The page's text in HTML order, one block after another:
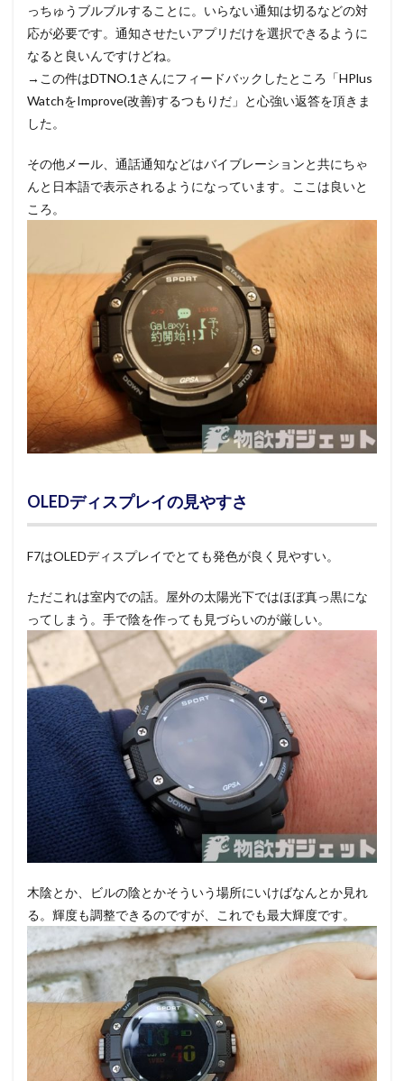
っちゅうブルブルすることに。いらない通知は切るなどの対
応が必要です。通知させたいアプリだけを選択できるように
なると良いんですけどね。
→この件はDTNO.1さんにフィードバックしたところ「HPlus
WatchをImprove(改善)するつもりだ」と心強い返答を頂きま
した。
その他メール、通話通知などはバイブレーションと共にちゃ
んと日本語で表示されるようになっています。ここは良いと
ころ。
OLEDディスプレイの見やすさ
F7はOLEDディスプレイでとても発色が良く見やすい。
ただこれは室内での話。屋外の太陽光下ではほぼ真っ黒にな
ってしまう。手で陰を作っても見づらいのが厳しい。
木陰とか、ビルの陰とかそういう場所にいけばなんとか見れ
る。輝度も調整できるのですが、これでも最大輝度です。